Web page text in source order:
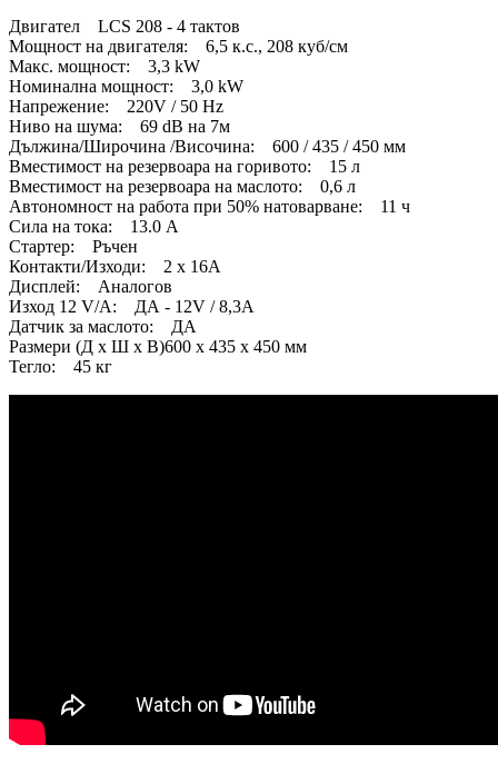
Двигател LCS 208 - 4 тактов
Мощност на двигателя: 6,5 к.с., 208 куб/см
Макс. мощност: 3,3 kW
Номинална мощност: 3,0 kW
Напрежение: 220V / 50 Hz
Ниво на шума: 69 dB на 7м
Дължина/Широчина /Височина: 600 / 435 / 450 мм
Вместимост на резервоара на горивото: 15 л
Вместимост на резервоара на маслото: 0,6 л
Автономност на работа при 50% натоварване: 11 ч
Сила на тока: 13.0 A
Стартер: Ръчен
Контакти/Изходи: 2 х 16А
Дисплей: Аналогов
Изход 12 V/A: ДА - 12V / 8,3A
Датчик за маслото: ДА
Размери (Д х Ш х В)600 x 435 x 450 мм
Тегло: 45 кг